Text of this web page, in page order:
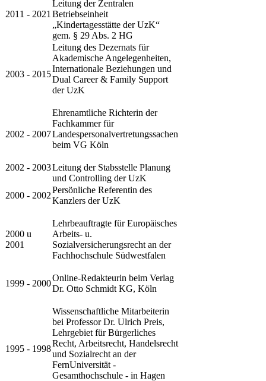
​​2011 - 2021
Leitung der Zentralen
Betriebseinheit
„Kindertagesstätte der UzK“
gem. § 29 Abs. 2 HG
​​2003 - 2015
Leitung des Dezernats für
Akademische Angelegenheiten,
Internationale Beziehungen und
Dual Career & Family Support
der UzK
​​2002 - 2007
Ehrenamtliche Richterin der
Fachkammer für
Landespersonalvertretungssachen
beim VG Köln
​2002 - 2003​Leitung der Stabsstelle Planung
und Controlling der UzK
​2000 - 2002
​Persönliche Referentin des
Kanzlers der UzK
​2000 u
2001
​Lehrbeauftragte für Europäisches
Arbeits- u.
Sozialversicherungsrecht an der
Fachhochschule Südwestfalen
​1999 - 2000
​Online-Redakteurin beim Verlag
Dr. Otto Schmidt KG, Köln
​1995 - 1998
​Wissenschaftliche Mitarbeiterin
bei Professor Dr. Ulrich Preis,
Lehrgebiet für Bürgerliches
Recht, Arbeitsrecht, Handelsrecht
und Sozialrecht an der
FernUniversität -
Gesamthochschule - in Hagen